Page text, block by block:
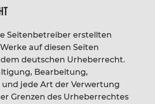
Seitenbetreiber erstellten
auf diesen Seiten
deutschen Urheberrecht.
Bearbeitung,
jede Art der Verwertung
Grenzen des Urheberrechtes